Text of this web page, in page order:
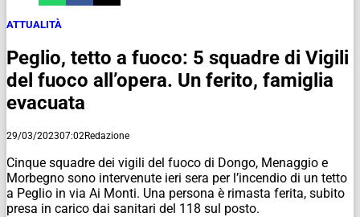
ATTUALITÀ
Peglio, tetto a fuoco: 5 squadre di Vigili
del fuoco all’opera. Un ferito, famiglia
evacuata
29/03/202307:02Redazione
Cinque squadre dei vigili del fuoco di Dongo, Menaggio e
Morbegno sono intervenute ieri sera per l’incendio di un tetto
a Peglio in via Ai Monti. Una persona è rimasta ferita, subito
presa in carico dai sanitari del 118 sul posto.